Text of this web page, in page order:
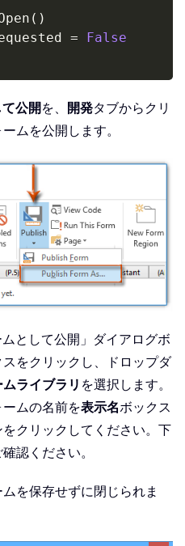
( )
=
False
公開 を、 開発タブからクリ
ムを公開します。
として公開」ダイアログボ
をクリックし、ドロップダ
ライブラリ を選択します。
ムの名前を表示名ボックス
クリックしてください。下
認ください。
を保存せずに閉じられま